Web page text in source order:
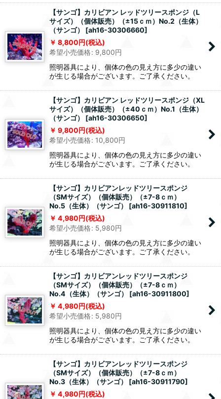
【サンゴ】カリビアン レッドツリースポンジ（L
サイズ）（個体販売）（±15ｃｍ）No.2（生体）
（サンゴ）
[ah16-30306660]
8,800円(税込)
希望小売価格: 9,800円
照明器具により、個体の色の見え方に多少の違い
が生じる場合がございます。ご了承ください。
【サンゴ】カリビアン レッドツリースポンジ（XL
サイズ）（個体販売）（±40ｃｍ）No.1（生体）
（サンゴ）
[ah16-30306650]
9,800円(税込)
希望小売価格: 10,800円
照明器具により、個体の色の見え方に多少の違い
が生じる場合がございます。ご了承ください。
【サンゴ】カリビアンレッドツリースポンジ
（SMサイズ）（個体販売）（±7-8ｃｍ）
No.5（生体）（サンゴ）
[ah16-30911810]
4,980円(税込)
希望小売価格: 5,980円
照明器具により、個体の色の見え方に多少の違い
が生じる場合がございます。ご了承ください。
【サンゴ】カリビアンレッドツリースポンジ
（SMサイズ）（個体販売）（±7-8ｃｍ）
No.4（生体）（サンゴ）
[ah16-30911800]
4,980円(税込)
希望小売価格: 5,980円
照明器具により、個体の色の見え方に多少の違い
が生じる場合がございます。ご了承ください。
【サンゴ】カリビアンレッドツリースポンジ
（SMサイズ）（個体販売）（±7-8ｃｍ）
No.3（生体）（サンゴ）
[ah16-30911790]
4,980円(税込)